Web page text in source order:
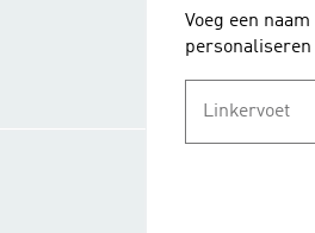
Voeg een
personaliseren
Linkervoet